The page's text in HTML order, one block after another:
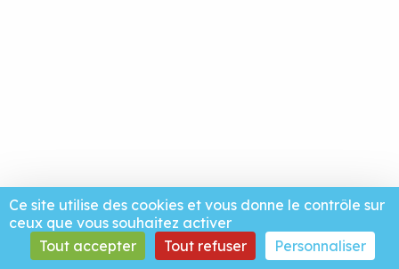
Ce site utilise des cookies et vous donne le contrôle sur
ceux que vous souhaitez activer
Tout accepter
Tout refuser Personnaliser